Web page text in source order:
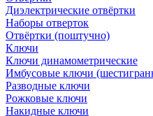
Диэлектрические отвёртки
Наборы отверток
Отвёртки (поштучно)
Ключи
Ключи динамометрические
Имбусовые ключи
Разводные ключи
Рожковые ключи
Накидные ключи